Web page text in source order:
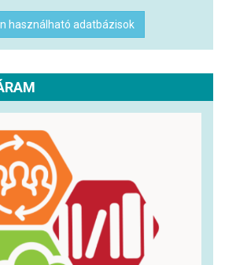
használható adatbázisok